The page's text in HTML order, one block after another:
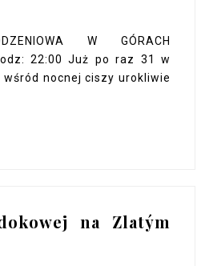
W GÓRACH
22:00 Już po raz 31 w
wśród nocnej ciszy urokliwie
na Zlatým